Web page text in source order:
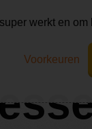
werkt en
Voorkeuren